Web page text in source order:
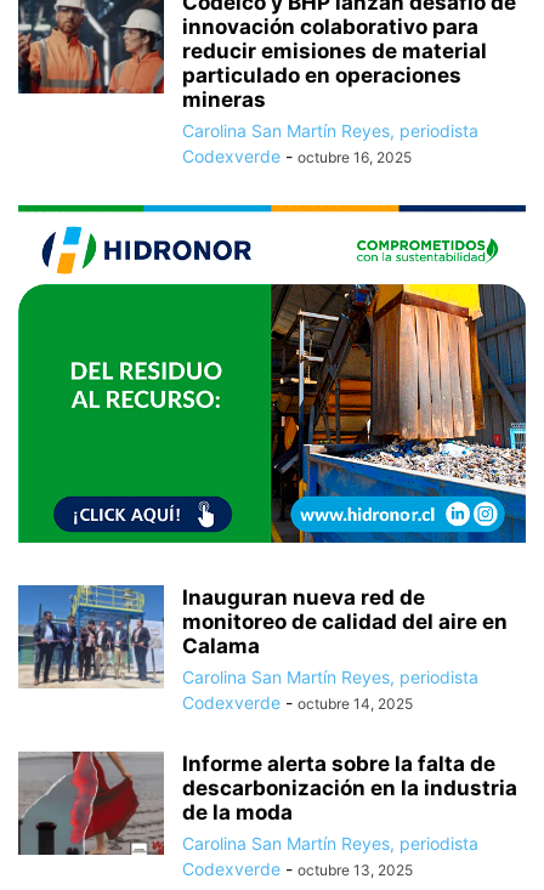
innovación colaborativo para
reducir emisiones de material
particulado en operaciones
mineras
Carolina San Martín Reyes, periodista
Codexverde - octubre 16, 2025
Inauguran nueva red de
monitoreo de calidad del aire en
Calama
Carolina San Martín Reyes, periodista
Codexverde - octubre 14, 2025
Informe alerta sobre la falta de
descarbonización en la industria
de la moda
Carolina San Martín Reyes, periodista
Codexverde - octubre 13, 2025